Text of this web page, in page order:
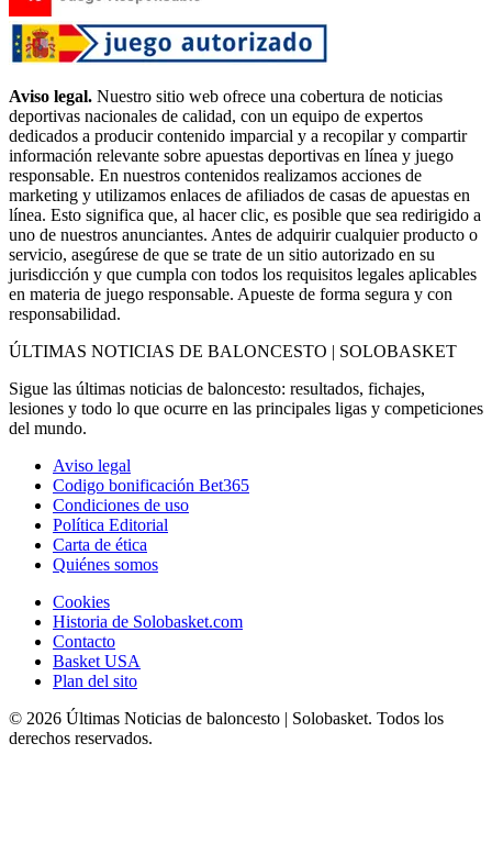
Aviso legal. Nuestro sitio web ofrece una cobertura de noticias
deportivas nacionales de calidad, con un equipo de expertos
dedicados a producir contenido imparcial y a recopilar y compartir
información relevante sobre apuestas deportivas en línea y juego
responsable. En nuestros contenidos realizamos acciones de
marketing y utilizamos enlaces de afiliados de casas de apuestas en
línea. Esto significa que, al hacer clic, es posible que sea redirigido a
uno de nuestros anunciantes. Antes de adquirir cualquier producto o
servicio, asegúrese de que se trate de un sitio autorizado en su
jurisdicción y que cumpla con todos los requisitos legales aplicables
en materia de juego responsable. Apueste de forma segura y con
responsabilidad.
ÚLTIMAS NOTICIAS DE BALONCESTO | SOLOBASKET
Sigue las últimas noticias de baloncesto: resultados, fichajes,
lesiones y todo lo que ocurre en las principales ligas y competiciones
del mundo.
Aviso legal
Codigo bonificación Bet365
Condiciones de uso
Política Editorial
Carta de ética
Quiénes somos
Cookies
Historia de Solobasket.com
Contacto
Basket USA
Plan del sito
© 2026 Últimas Noticias de baloncesto | Solobasket. Todos los
derechos reservados.